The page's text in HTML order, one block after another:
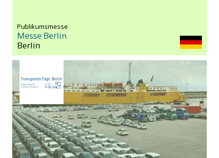
Publikumsmesse
Messe Berlin
Berlin